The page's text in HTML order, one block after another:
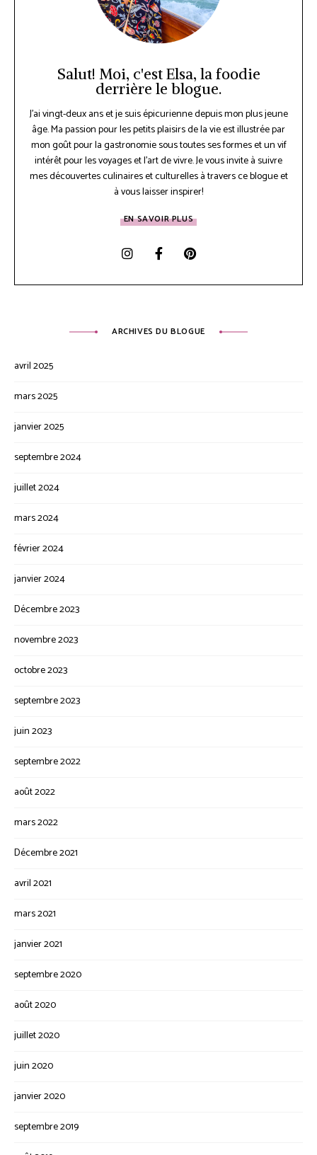
Salut! Moi, c'est Elsa, la foodie
derrière le blogue.
J’ai vingt-deux ans et je suis épicurienne depuis mon plus jeune
âge. Ma passion pour les petits plaisirs de la vie est illustrée par
mon goût pour la gastronomie sous toutes ses formes et un vif
intérêt pour les voyages et l’art de vivre. Je vous invite à suivre
mes découvertes culinaires et culturelles à travers ce blogue et
à vous laisser inspirer!
EN SAVOIR PLUS
ARCHIVES DU BLOGUE
avril 2025
mars 2025
janvier 2025
septembre 2024
juillet 2024
mars 2024
février 2024
janvier 2024
Décembre 2023
novembre 2023
octobre 2023
septembre 2023
juin 2023
septembre 2022
août 2022
mars 2022
Décembre 2021
avril 2021
mars 2021
janvier 2021
septembre 2020
août 2020
juillet 2020
juin 2020
janvier 2020
septembre 2019